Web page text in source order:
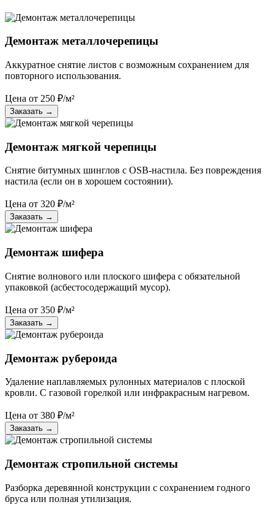
Демонтаж металлочерепицы
Аккуратное снятие листов с возможным сохранением для
повторного использования.
Цена от 250 ₽/м²
Заказать →
Демонтаж мягкой черепицы
Снятие битумных шинглов с OSB-настила. Без повреждения
настила (если он в хорошем состоянии).
Цена от 320 ₽/м²
Заказать →
Демонтаж шифера
Снятие волнового или плоского шифера с обязательной
упаковкой (асбестосодержащий мусор).
Цена от 350 ₽/м²
Заказать →
Демонтаж рубероида
Удаление наплавляемых рулонных материалов с плоской
кровли. С газовой горелкой или инфракрасным нагревом.
Цена от 380 ₽/м²
Заказать →
Демонтаж стропильной системы
Разборка деревянной конструкции с сохранением годного
бруса или полная утилизация.